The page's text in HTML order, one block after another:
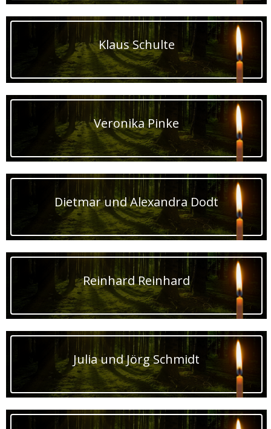
Klaus Schulte
Veronika Pinke
Dietmar und Alexandra Dodt
Reinhard Reinhard
Julia und Jörg Schmidt